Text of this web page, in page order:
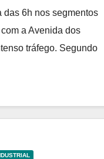
das 6h nos segmentos
a Avenida dos
tráfego. Segundo